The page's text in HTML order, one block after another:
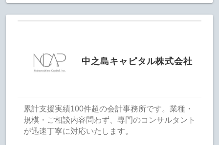
中之島キャピタル株式会社
累計支援実績100件超の会計事務所です。業種・
規模・ご相談内容問わず、専門のコンサルタント
が迅速丁寧に対応いたします。